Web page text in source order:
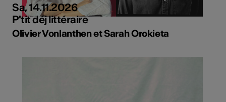
Sa, 14.11.2026
P'tit déj littéraire
Olivier Vonlanthen et Sarah Orokieta